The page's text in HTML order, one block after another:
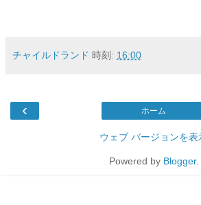
チャイルドランド 時刻: 16:00
‹ ホーム
ウェブ バージョンを表
Powered by Blogger.